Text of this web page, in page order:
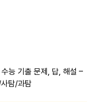
능 기출 문제, 답, 해설 –
탐/과탐